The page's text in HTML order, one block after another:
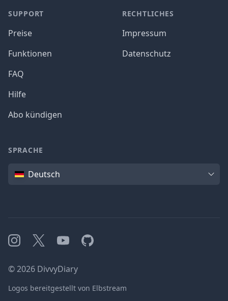
SUPPORT
Preise
Funktionen
FAQ
Hilfe
Abo kündigen
RECHTLICHES
Impressum
Datenschutz
SPRACHE
SpracheDeutsch
Instagram
X YouTubeGitHub
©2026 DivvyDiary
Logos bereitgestellt von Elbstream